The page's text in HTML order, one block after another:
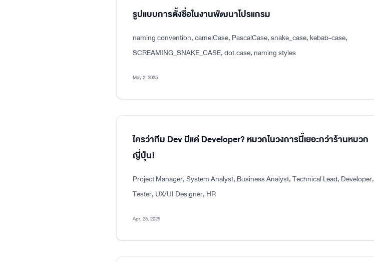
รูปแบบการตั้งชื่อในงานพัฒนาโปรแกรม
naming convention, camelCase, PascalCase, snake_case, kebab-case,
SCREAMING_SNAKE_CASE, dot.case, naming styles
May 2, 2025
ใครว่าทีม Dev มีแค่ Developer? หมวกในวงการนี้เยอะกว่าร้านหมวก
ญี่ปุ่น!
Project Manager, System Analyst, Business Analyst, Technical Lead, Developer,
Tester, UX/UI Designer, HR
Apr. 23, 2025